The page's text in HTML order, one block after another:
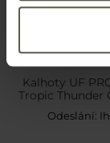
Kalhoty UF
Tropic Thunder
Brown
Odeslání: